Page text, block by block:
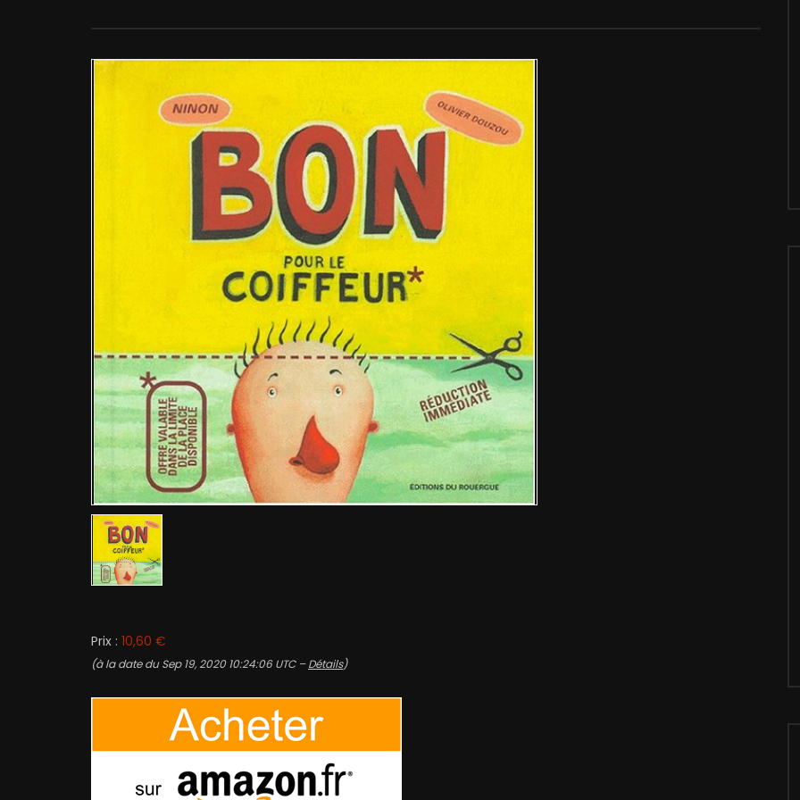
Prix : 10,60 €
(à la date du Sep 19, 2020 10:24:06 UTC –Détails)